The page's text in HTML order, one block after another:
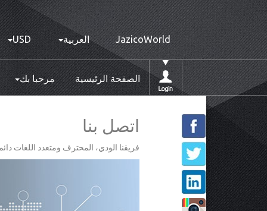
JazicoWorld العربية USD
الصفحة الرئيسية مرحبا بك
اتصل بنا
فريقنا الودي، المحترف ومتعدد اللغات